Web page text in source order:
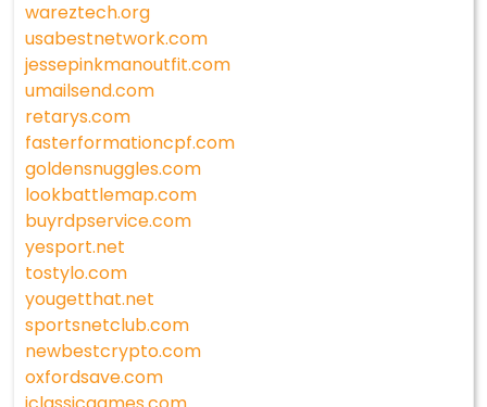
wareztech.org
usabestnetwork.com
jessepinkmanoutfit.com
umailsend.com
retarys.com
fasterformationcpf.com
goldensnuggles.com
lookbattlemap.com
buyrdpservice.com
yesport.net
tostylo.com
yougetthat.net
sportsnetclub.com
newbestcrypto.com
oxfordsave.com